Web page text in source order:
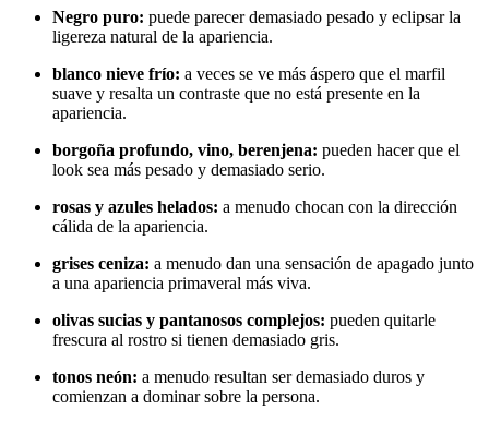
Negro puro: puede parecer demasiado pesado y eclipsar la
ligereza natural de la apariencia.
blanco nieve frío: a veces se ve más áspero que el marfil
suave y resalta un contraste que no está presente en la
apariencia.
borgoña profundo, vino, berenjena: pueden hacer que el
look sea más pesado y demasiado serio.
rosas y azules helados: a menudo chocan con la dirección
cálida de la apariencia.
grises ceniza: a menudo dan una sensación de apagado junto
a una apariencia primaveral más viva.
olivas sucias y pantanosos complejos: pueden quitarle
frescura al rostro si tienen demasiado gris.
tonos neón: a menudo resultan ser demasiado duros y
comienzan a dominar sobre la persona.